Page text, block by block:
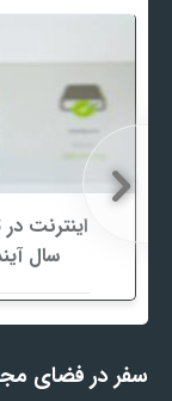
سال
سفر در فضای